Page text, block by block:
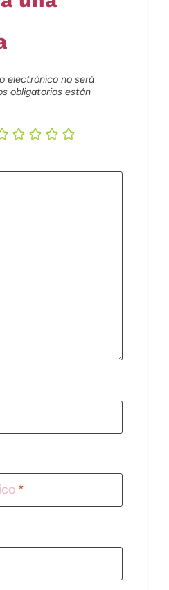
electrónico no será
obligatorios están
*